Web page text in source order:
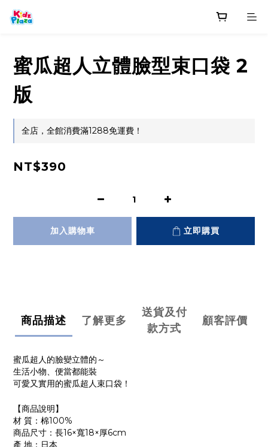
蜜瓜超人立體臉型束口袋 2
版
全店，全館消費滿1288免運費！
NT$390
加入購物車 立即購買
商品描述 了解更多
送貨及付
款方式
顧客評價
蜜瓜超人的臉變立體的～
生活小物、便當都能裝
可愛又實用的蜜瓜超人束口袋！
【商品說明】
材 質：棉100%
商品尺寸：長16×寬18×厚6cm
產 地：日本